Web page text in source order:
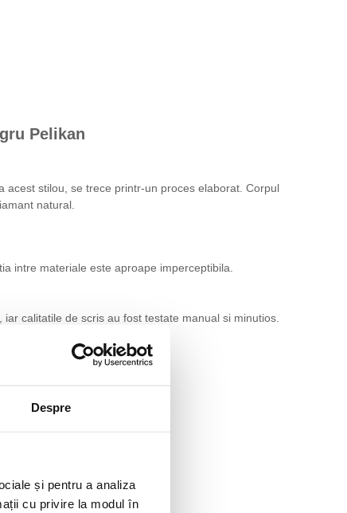
Despre
și pentru a analiza
cu privire la modul în
Pelikan
stilou, se trece printr-un proces elaborat. Corpul
natural.
intre materiale este aproape imperceptibila.
calitatile de scris au fost testate manual si minutios.